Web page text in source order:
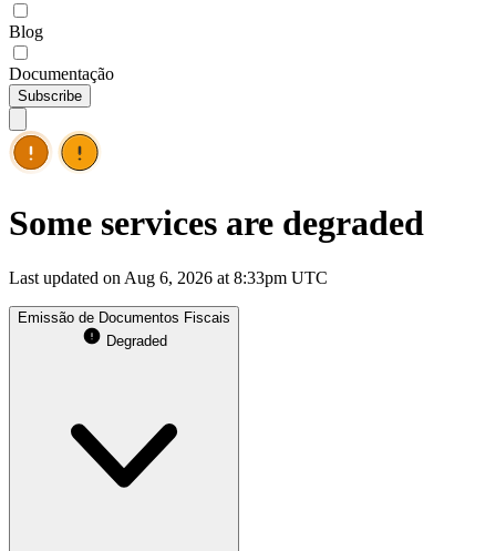
Blog
Documentação
Subscribe
Some services are degraded
Last updated on Aug 6, 2026 at 8:33pm UTC
Emissão de Documentos Fiscais
Degraded